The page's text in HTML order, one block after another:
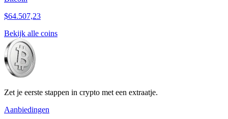
$64.507,23
Bekijk alle coins
Zet je eerste stappen in crypto met een extraatje.
Aanbiedingen